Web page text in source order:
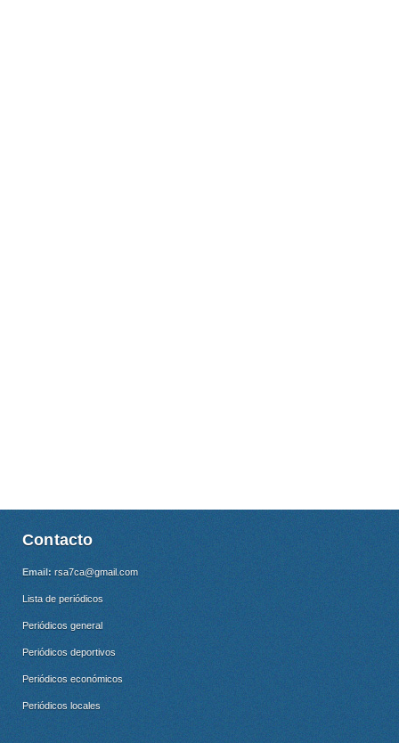
Contacto
Email: rsa7ca@gmail.com
Lista de periódicos
Periódicos general
Periódicos deportivos
Periódicos económicos
Periódicos locales